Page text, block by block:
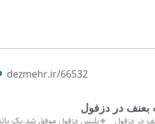
dezmehr.ir/66532
بعنف در دزفول